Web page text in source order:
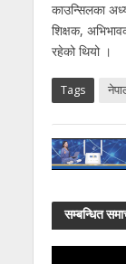
काउन्सिलका
शिक्षक,
रहेको थियो ।
Tags
सम्बन्धित